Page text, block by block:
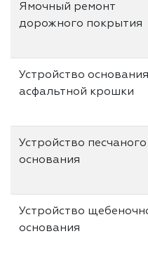
Ямочный ремонт
дорожного покрытия
Устройство
асфальтной крошки
Устройство песчаного
основания
Устройство
основания